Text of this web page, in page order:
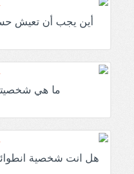
أين يجب أن تعيش
ما هي
هل انت شخصية